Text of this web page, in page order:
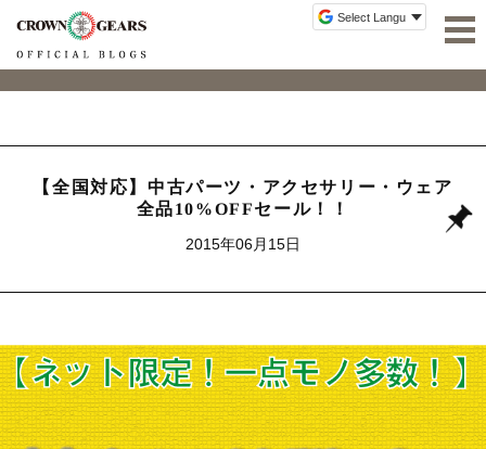
【全国対応】中古パーツ・アクセサリー・ウェア
全品10%OFFセール！！
2015年06月15日